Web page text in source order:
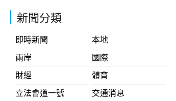
新聞分類
即時新聞
本地
兩岸
國際
財經
體育
立法會道一號
交通消息